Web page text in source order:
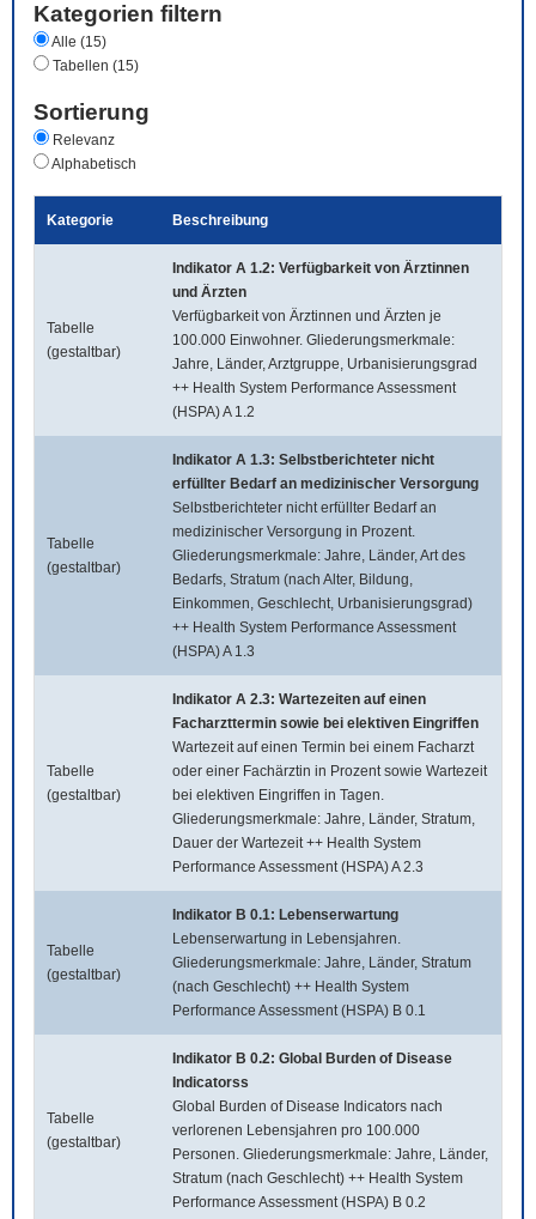
Kategorien filtern
Alle (15)
Tabellen (15)
Sortierung
Relevanz
Alphabetisch
Kategorie Beschreibung
Tabelle
(gestaltbar)
Indikator A 1.2: Verfügbarkeit von Ärztinnen
und Ärzten
Verfügbarkeit von Ärztinnen und Ärzten je
100.000 Einwohner. Gliederungsmerkmale:
Jahre, Länder, Arztgruppe, Urbanisierungsgrad
++ Health System Performance Assessment
(HSPA) A 1.2
Tabelle
(gestaltbar)
Indikator A 1.3: Selbstberichteter nicht
erfüllter Bedarf an medizinischer Versorgung
Selbstberichteter nicht erfüllter Bedarf an
medizinischer Versorgung in Prozent.
Gliederungsmerkmale: Jahre, Länder, Art des
Bedarfs, Stratum (nach Alter, Bildung,
Einkommen, Geschlecht, Urbanisierungsgrad)
++ Health System Performance Assessment
(HSPA) A 1.3
Tabelle
(gestaltbar)
Indikator A 2.3: Wartezeiten auf einen
Facharzttermin sowie bei elektiven Eingriffen
Wartezeit auf einen Termin bei einem Facharzt
oder einer Fachärztin in Prozent sowie Wartezeit
bei elektiven Eingriffen in Tagen.
Gliederungsmerkmale: Jahre, Länder, Stratum,
Dauer der Wartezeit ++ Health System
Performance Assessment (HSPA) A 2.3
Tabelle
(gestaltbar)
Indikator B 0.1: Lebenserwartung
Lebenserwartung in Lebensjahren.
Gliederungsmerkmale: Jahre, Länder, Stratum
(nach Geschlecht) ++ Health System
Performance Assessment (HSPA) B 0.1
Tabelle
(gestaltbar)
Indikator B 0.2: Global Burden of Disease
Indicatorss
Global Burden of Disease Indicators nach
verlorenen Lebensjahren pro 100.000
Personen. Gliederungsmerkmale: Jahre, Länder,
Stratum (nach Geschlecht) ++ Health System
Performance Assessment (HSPA) B 0.2